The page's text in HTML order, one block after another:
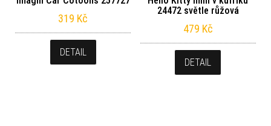
319 Kč
DETAIL
24472 světle růžová
479 Kč
DETAIL